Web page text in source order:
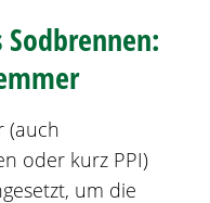
Sodbrennen:
(auch
oder kurz PPI)
um die